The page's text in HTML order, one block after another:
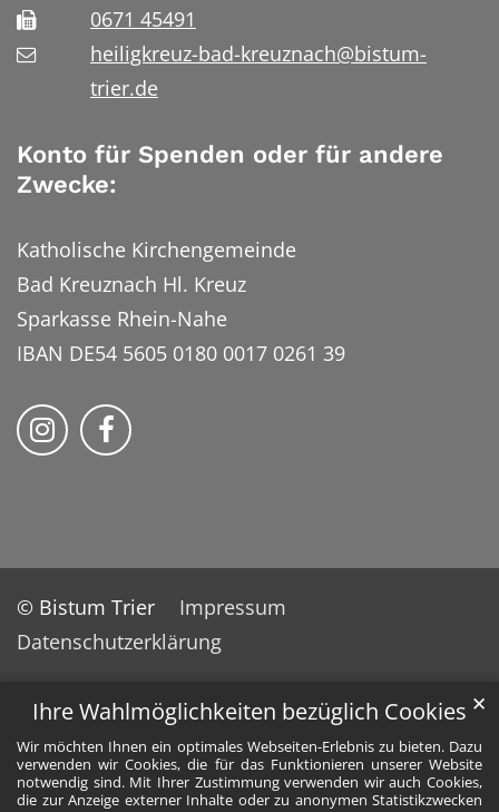
Ihre Wahlmöglichkeiten bezüglich Cookies
Wir möchten Ihnen ein optimales Webseiten-Erlebnis zu bieten. Dazu
verwenden wir Cookies, die für das Funktionieren unserer Website
notwendig sind. Mit Ihrer Zustimmung verwenden wir auch Cookies,
die zur Anzeige externer Inhalte oder zu anonymen Statistikzwecken
✕
0671 45491
heiligkreuz-bad-kreuznach@bistum-
trier.de
Konto für Spenden oder für andere
Zwecke:
Katholische Kirchengemeinde
Bad Kreuznach Hl. Kreuz
Sparkasse Rhein-Nahe
IBAN DE54 5605 0180 0017 0261 39
Bistum Trier auf Instragram
Bistum Trier auf Facebook
© Bistum Trier
Impressum
Datenschutzerklärung